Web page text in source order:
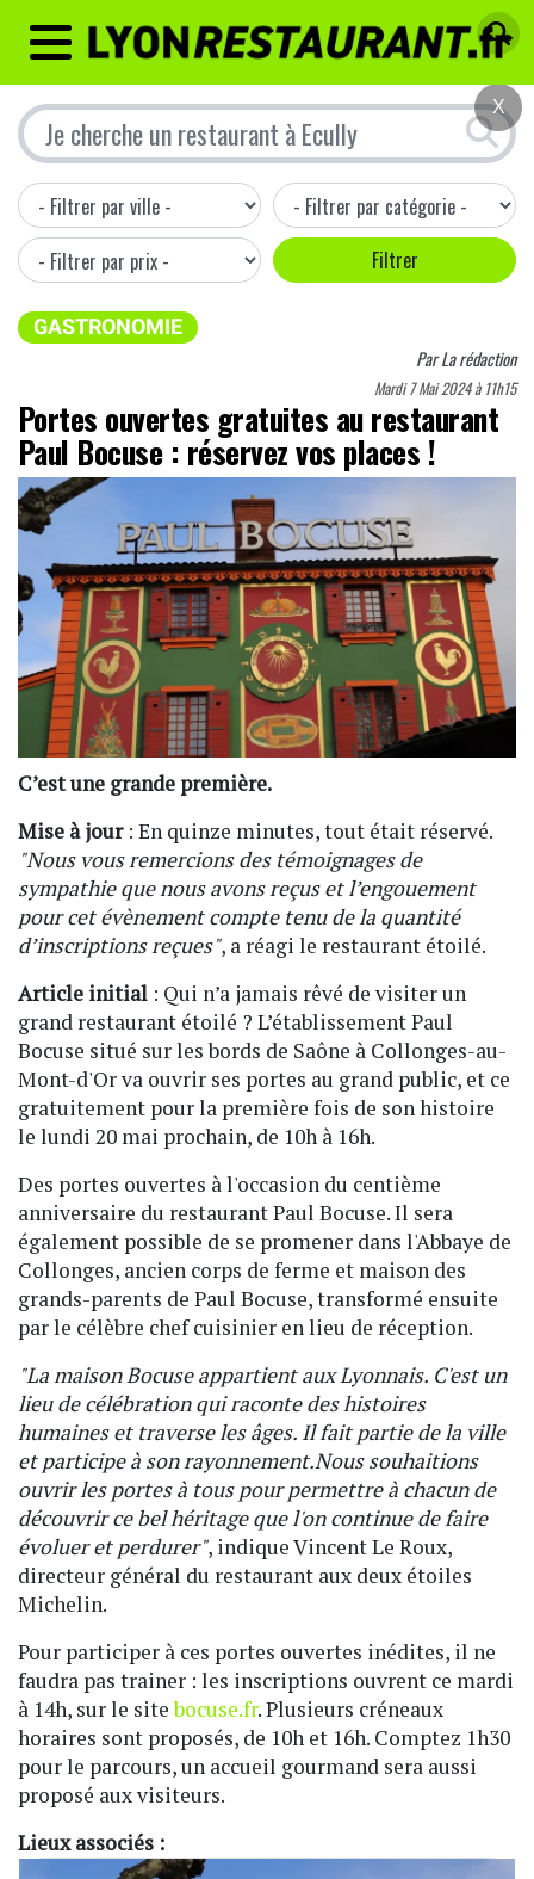
MENU
GASTRONOMIE
ParLa rédaction
Mardi 7 Mai 2024 à 11h15
Portes ouvertes gratuites au restaurant
Paul Bocuse : réservez vos places !
C’est une grande première.
Mise à jour : En quinze minutes, tout était réservé.
"Nous vous remercions des témoignages de
sympathie que nous avons reçus et l’engouement
pour cet évènement compte tenu de la quantité
d’inscriptions reçues", a réagi le restaurant étoilé.
Article initial : Qui n’a jamais rêvé de visiter un
grand restaurant étoilé ? L’établissement Paul
Bocuse situé sur les bords de Saône à Collonges-au-
Mont-d'Or va ouvrir ses portes au grand public, et ce
gratuitement pour la première fois de son histoire
le lundi 20 mai prochain, de 10h à 16h.
Des portes ouvertes à l'occasion du centième
anniversaire du restaurant Paul Bocuse. Il sera
également possible de se promener dans l'Abbaye de
Collonges, ancien corps de ferme et maison des
grands-parents de Paul Bocuse, transformé ensuite
par le célèbre chef cuisinier en lieu de réception.
"La maison Bocuse appartient aux Lyonnais. C'est un
lieu de célébration qui raconte des histoires
humaines et traverse les âges. Il fait partie de la ville
et participe à son rayonnement.Nous souhaitions
ouvrir les portes à tous pour permettre à chacun de
découvrir ce bel héritage que l'on continue de faire
évoluer et perdurer", indique Vincent Le Roux,
directeur général du restaurant aux deux étoiles
Michelin.
Pour participer à ces portes ouvertes inédites, il ne
faudra pas trainer : les inscriptions ouvrent ce mardi
à 14h, sur le sitebocuse.fr. Plusieurs créneaux
horaires sont proposés, de 10h et 16h. Comptez 1h30
pour le parcours, un accueil gourmand sera aussi
proposé aux visiteurs.
Lieux associés :
X